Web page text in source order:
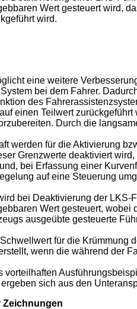
Wert gesteuert wird,
wird.
eine weitere
bei dem Fahrer.
des
einen Teilwert
Durch die
werden für die Aktivierung
Grenzwerte deaktiviert
bei Erfassung einer
auf eine Steuerung
bei Deaktivierung der
Wert gesteuert,
ausgeübte gesteuerte
für die Krümmung
wenn die während der
vorteilhaften
sich aus den
Zeichnungen